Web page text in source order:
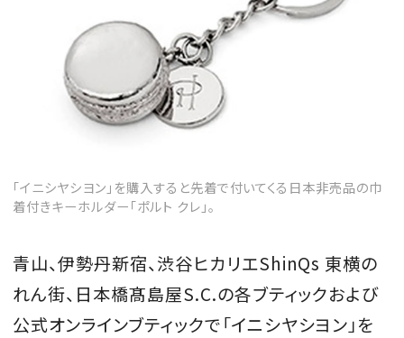
「イニシヤシヨン」を購入すると先着で付いてくる日本非売品の巾
着付きキーホルダー「ポルト クレ」。
青山、伊勢丹新宿、渋谷ヒカリエShinQs 東横の
れん街、日本橋髙島屋S.C.の各ブティックおよび
公式オンラインブティックで「イニシヤシヨン」を